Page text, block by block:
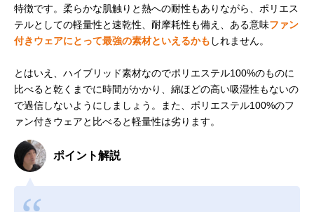
特徴です。柔らかな肌触りと熱への耐性もありながら、ポリエス
テルとしての軽量性と速乾性、耐摩耗性も備え、ある意味ファン
付きウェアにとって最強の素材といえるかも しれません。
とはいえ、ハイブリッド素材なのでポリエステル100%のものに
比べると乾くまでに時間がかかり、綿ほどの高い吸湿性もないの
で過信しないようにしましょう。また、ポリエステル100%のフ
ァン付きウェアと比べると軽量性は劣ります。
ポイント解説